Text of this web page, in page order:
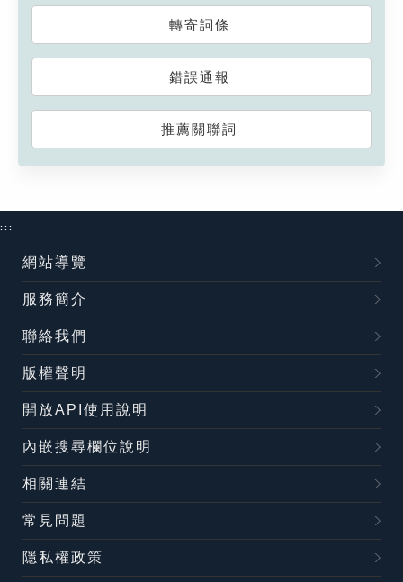
轉寄詞條
錯誤通報
推薦關聯詞
:::
網站導覽
服務簡介
聯絡我們
版權聲明
開放API使用說明
內嵌搜尋欄位說明
相關連結
常見問題
隱私權政策